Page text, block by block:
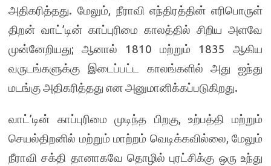
அதிகரித்தது. மேலும், நீராவி எந்திரத்தின் எரிபொருள்
திறன் வாட்’டின் காப்புரிமை காலத்தில் சிறிய அளவே
முன்னேறியது; ஆனால் 1810 மற்றும் 1835 ஆகிய
வருடங்களுக்கு இடைப்பட்ட காலங்களில் அது ஐந்து
மடங்கு அதிகரித்தது என அனுமானிக்கப்படுகிறது.
வாட்’டின் காப்புரிமை முடிந்த பிறகு, உற்பத்தி மற்றும்
செயல்திறனில் மற்றும் மாற்றம் வெடிக்கவில்லை, மேலும்
நீராவி சக்தி தானாகவே தொழில் புரட்சிக்கு ஒரு உந்து